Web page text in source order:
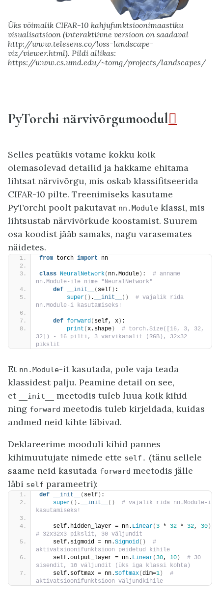
Üks võimalik CIFAR-10 kahjufunktsioonimaastiku
visualisatsioon (interaktiivne versioon on saadaval
http://www.telesens.co/loss-landscape-
viz/viewer.html). Pildi allikas:
https://www.cs.umd.edu/~tomg/projects/landscapes/
PyTorchi närvivõrgumoodul
Selles peatükis võtame kokku kõik
olemasolevad detailid ja hakkame ehitama
lihtsat närvivõrgu, mis oskab klassifitseerida
CIFAR-10 pilte. Treenimiseks kasutame
PyTorchi poolt pakutavat nn.Module klassi, mis
lihtsustab närvivõrkude koostamist. Suurem
osa koodist jääb samaks, nagu varasemates
näidetes.
from torch import nn
class NeuralNetwork( nn.Module) :
# anname
nn.Module-ile nime "NeuralNetwork"
def
__init__ ( self) :
super() . __init__ ()
# vajalik rida
nn.Module-i kasutamiseks!
def forward ( self, x) :
print (x.shape)
# torch.Size([16, 3, 32,
32]) - 16 pilti, 3 värvikanalit (RGB), 32x32
pikslit
Et nn.Module-it kasutada, pole vaja teada
klassidest palju. Peamine detail on see,
et
__init__
meetodis tuleb luua kõik kihid
ning forward meetodis tuleb kirjeldada, kuidas
andmed neid kihte läbivad.
Deklareerime mooduli kihid pannes
kihimuutujate nimede ette self. (tänu sellele
saame neid kasutada forward meetodis jälle
läbi self parameetri):
def __init__ ( self) :
super() . __init__ ()
# vajalik rida nn.Module-i
kasutamiseks!
    self.hidden_layer = nn.
Linear( 3 * 32 * 32, 30)
# 32x32x3 pikslit, 30 väljundit
    self.sigmoid = nn.
Sigmoid ()
#
aktivatsioonifunktsioon peidetud kihile
    self.output_layer = nn.
Linear( 30, 10)
# 30
sisendit, 10 väljundit (üks iga klassi kohta)
    self.softmax = nn.
Softmax(dim=1)
#
aktivatsioonifunktsioon väljundkihile